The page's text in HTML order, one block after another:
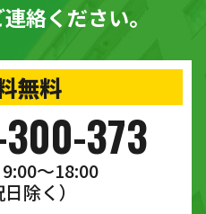
絡ください。
無料
373
〜18:00
除く）